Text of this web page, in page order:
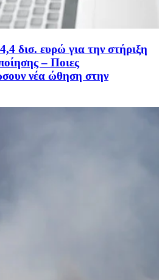
δισ. ευρώ για την στήριξη
– Ποιες
νέα ώθηση στην